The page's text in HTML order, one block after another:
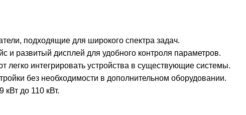
подходящие для широкого спектра задач.
и развитый дисплей для удобного контроля параметров.
интегрировать устройства в существующие системы.
без необходимости в дополнительном оборудовании.
до 110 кВт.